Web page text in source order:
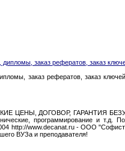
заказ рефератов, заказ
заказ рефератов, заказ
ЦЕНЫ, ДОГОВОР, ГАРАНТИЯ
программирование и т.д.
http://www.decanat.ru - ООО
ВУЗа и преподавателя!